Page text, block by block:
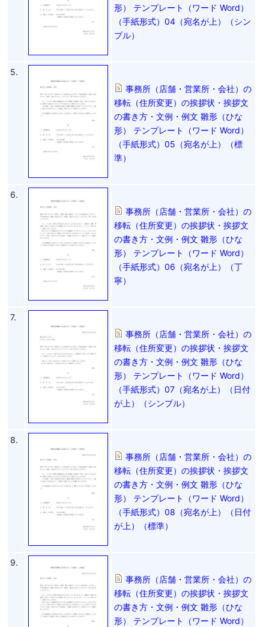
形） テンプレート（ワード Word）
（手紙形式）04（宛名が上）（シン
プル）
5.
事務所（店舗・営業所・会社）の
移転（住所変更）の挨拶状・挨拶文
の書き方・文例・例文 雛形（ひな
形） テンプレート（ワード Word）
（手紙形式）05（宛名が上）（標
準）
6.
事務所（店舗・営業所・会社）の
移転（住所変更）の挨拶状・挨拶文
の書き方・文例・例文 雛形（ひな
形） テンプレート（ワード Word）
（手紙形式）06（宛名が上）（丁
寧）
7.
事務所（店舗・営業所・会社）の
移転（住所変更）の挨拶状・挨拶文
の書き方・文例・例文 雛形（ひな
形） テンプレート（ワード Word）
（手紙形式）07（宛名が上）（日付
が上）（シンプル）
8.
事務所（店舗・営業所・会社）の
移転（住所変更）の挨拶状・挨拶文
の書き方・文例・例文 雛形（ひな
形） テンプレート（ワード Word）
（手紙形式）08（宛名が上）（日付
が上）（標準）
9.
事務所（店舗・営業所・会社）の
移転（住所変更）の挨拶状・挨拶文
の書き方・文例・例文 雛形（ひな
形） テンプレート（ワード Word）